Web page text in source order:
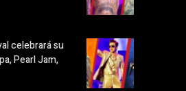
celebrará su
Pearl Jam,